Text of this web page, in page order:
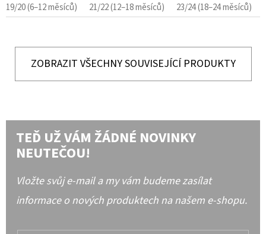
19/20 (6–12 měsíců) 21/22 (12–18 měsíců) 23/24 (18–24 měsíců)
ZOBRAZIT VŠECHNY SOUVISEJÍCÍ PRODUKTY
TEĎ UŽ VÁM ŽÁDNÉ NOVINKY
NEUTEČOU!
Vložte svůj e-mail a my vám budeme zasílat
informace o nových produktech na našem e-shopu.